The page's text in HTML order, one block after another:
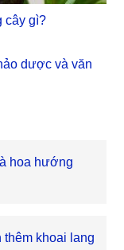
cây gì?
dược và văn
hoa hướng
khoai lang